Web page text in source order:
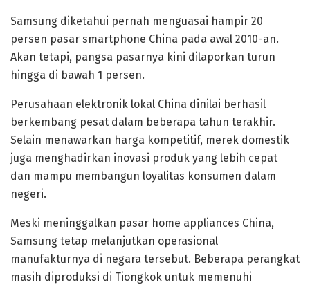
Samsung diketahui pernah menguasai hampir 20
persen pasar smartphone China pada awal 2010-an.
Akan tetapi, pangsa pasarnya kini dilaporkan turun
hingga di bawah 1 persen.
Perusahaan elektronik lokal China dinilai berhasil
berkembang pesat dalam beberapa tahun terakhir.
Selain menawarkan harga kompetitif, merek domestik
juga menghadirkan inovasi produk yang lebih cepat
dan mampu membangun loyalitas konsumen dalam
negeri.
Meski meninggalkan pasar home appliances China,
Samsung tetap melanjutkan operasional
manufakturnya di negara tersebut. Beberapa perangkat
masih diproduksi di Tiongkok untuk memenuhi